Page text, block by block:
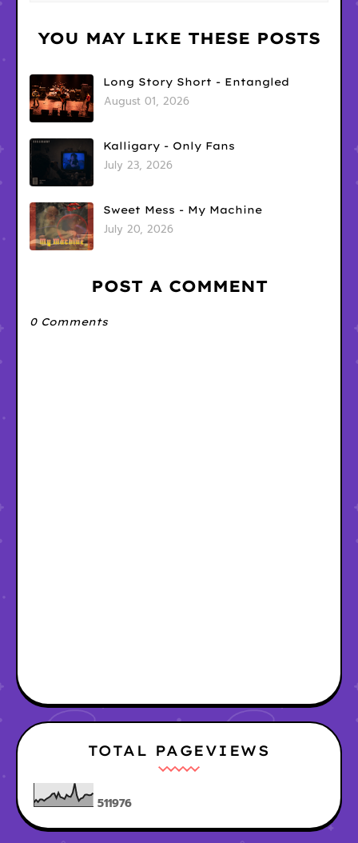
YOU MAY LIKE THESE POSTS
Long Story Short - Entangled
August 01, 2026
Kalligary - Only Fans
July 23, 2026
Sweet Mess - My Machine
July 20, 2026
POST A COMMENT
0 Comments
TOTAL PAGEVIEWS
511976